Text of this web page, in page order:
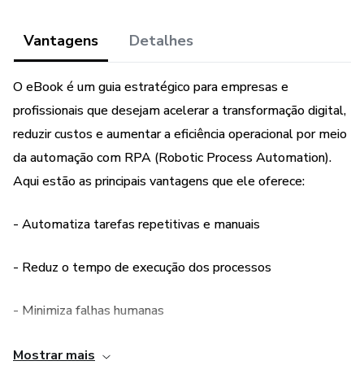
agilidade e competitividade.
Vantagens Detalhes
O eBook é um guia estratégico para empresas e
profissionais que desejam acelerar a transformação digital,
reduzir custos e aumentar a eficiência operacional por meio
da automação com RPA (Robotic Process Automation).
Aqui estão as principais vantagens que ele oferece:
- Automatiza tarefas repetitivas e manuais
- Reduz o tempo de execução dos processos
- Minimiza falhas humanas
- Padroniza fluxos de trabalho
Mostrar mais